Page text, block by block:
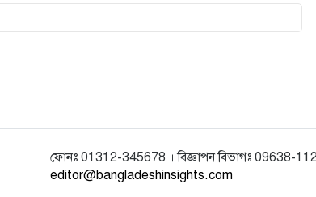
ফোনঃ 01312-345678 । বিজ্ঞাপন বিভাগঃ 09638-
editor@bangladeshinsights.com